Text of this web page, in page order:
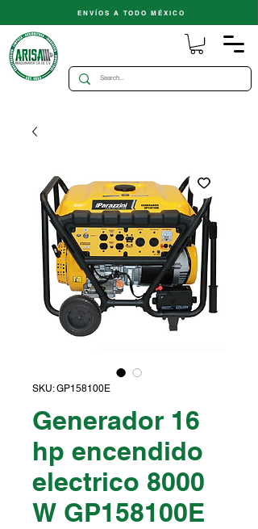
ENVÍOS A TODO MÉXICO
SKU: GP158100E
Generador 16
hp encendido
electrico 8000
W GP158100E